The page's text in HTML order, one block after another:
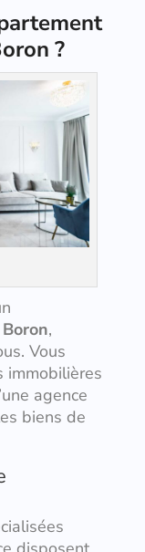
?
,
Vous
immobilières
agence
biens de